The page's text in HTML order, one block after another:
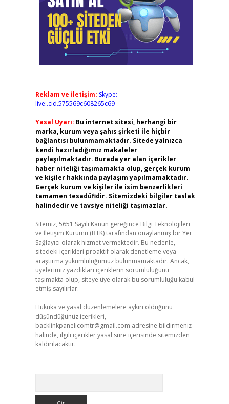
Reklam ve İletişim: Skype:
live:.cid.575569c608265c69
Yasal Uyarı: Bu internet sitesi, herhangi bir
marka, kurum veya şahıs şirketi ile hiçbir
bağlantısı bulunmamaktadır. Sitede yalnızca
kendi hazırladığımız makaleler
paylaşılmaktadır. Burada yer alan içerikler
haber niteliği taşımamakta olup, gerçek kurum
ve kişiler hakkında paylaşım yapılmamaktadır.
Gerçek kurum ve kişiler ile isim benzerlikleri
tamamen tesadüfidir. Sitemizdeki bilgiler taslak
halindedir ve tavsiye niteliği taşımazlar.
Sitemiz, 5651 Sayılı Kanun gereğince Bilgi Teknolojileri
ve İletişim Kurumu (BTK) tarafından onaylanmış bir Yer
Sağlayıcı olarak hizmet vermektedir. Bu nedenle,
sitedeki içerikleri proaktif olarak denetleme veya
araştırma yükümlülüğümüz bulunmamaktadır. Ancak,
üyelerimiz yazdıkları içeriklerin sorumluluğunu
taşımakta olup, siteye üye olarak bu sorumluluğu kabul
etmiş sayılırlar.
Hukuka ve yasal düzenlemelere aykırı olduğunu
düşündüğünüz içerikleri,
backlinkpanelicomtr@gmail.com adresine bildirmeniz
halinde, ilgili içerikler yasal süre içerisinde sitemizden
kaldırılacaktır.